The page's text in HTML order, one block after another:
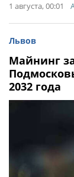
1 августа, 00:01
Львов
Майнинг
2032 года